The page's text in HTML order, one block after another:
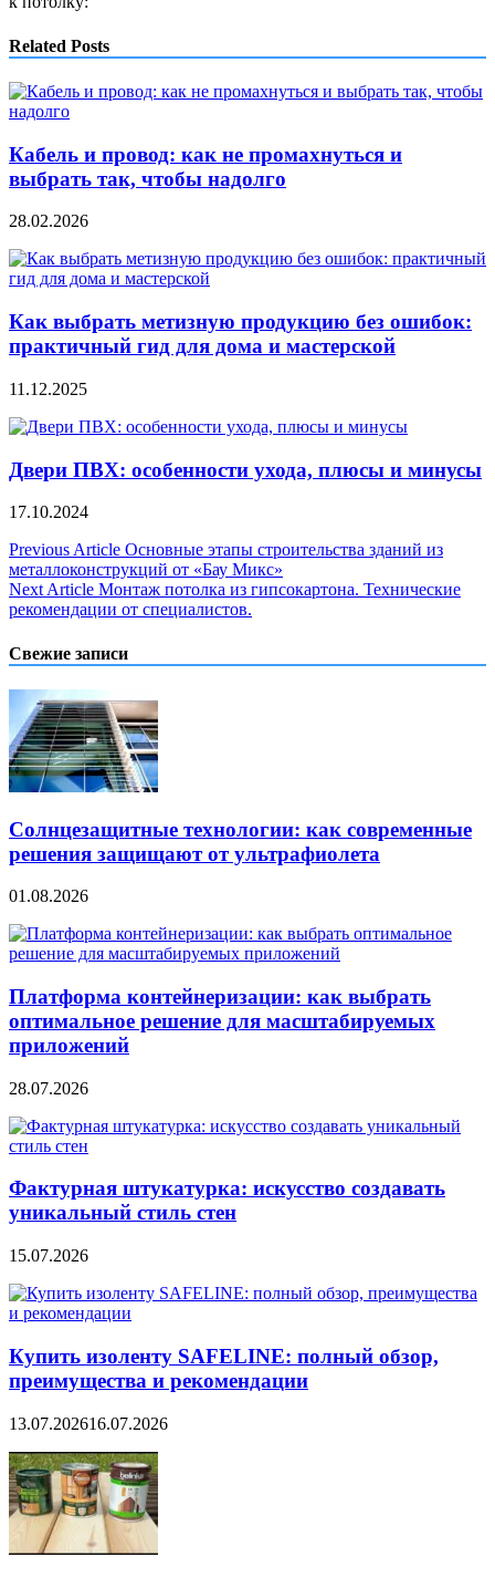
Related Posts
Кабель и провод: как не промахнуться и
выбрать так, чтобы надолго
28.02.2026
Как выбрать метизную продукцию без ошибок:
практичный гид для дома и мастерской
11.12.2025
Двери ПВХ: особенности ухода, плюсы и минусы
17.10.2024
Навигация
по
записям
Previous Article Основные этапы строительства зданий из
металлоконструкций от «Бау Микс»
Next Article Монтаж потолка из гипсокартона. Технические
рекомендации от специалистов.
Свежие записи
Солнцезащитные технологии: как современные
решения защищают от ультрафиолета
01.08.2026
Платформа контейнеризации: как выбрать
оптимальное решение для масштабируемых
приложений
28.07.2026
Фактурная штукатурка: искусство создавать
уникальный стиль стен
15.07.2026
Купить изоленту SAFELINE: полный обзор,
преимущества и рекомендации
13.07.202616.07.2026